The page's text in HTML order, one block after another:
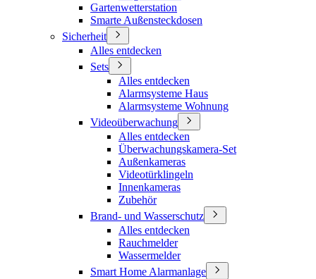
Gartenwetterstation
Smarte Außensteckdosen
Sicherheit
Alles entdecken
Sets
Alles entdecken
Alarmsysteme Haus
Alarmsysteme Wohnung
Videoüberwachung
Alles entdecken
Überwachungskamera-Set
Außenkameras
Videotürklingeln
Innenkameras
Zubehör
Brand- und Wasserschutz
Alles entdecken
Rauchmelder
Wassermelder
Smart Home Alarmanlage